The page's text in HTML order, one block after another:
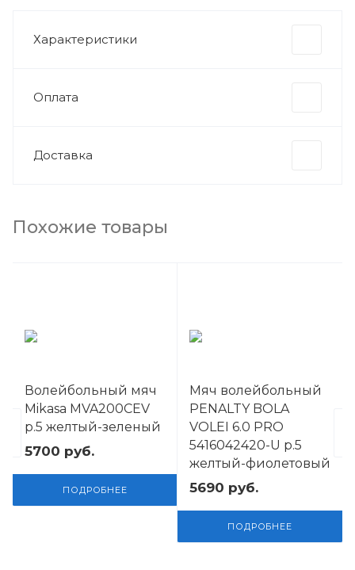
Характеристики
Оплата
Доставка
Похожие товары
Волейбольный мяч
Mikasa MVA200CEV
р.5 желтый-зеленый
5700 руб.
ПОДРОБНЕЕ
Мяч волейбольный
PENALTY BOLA
VOLEI 6.0 PRO
5416042420-U р.5
желтый-фиолетовый
5690 руб.
ПОДРОБНЕЕ